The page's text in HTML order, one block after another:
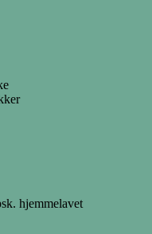
hjemmelavet